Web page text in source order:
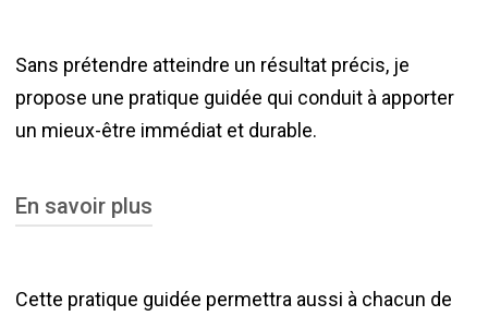
individuelles, de la constitution(dosha)et de
l’état de santé de chaque personne, bien
d’avantage lorsque des déséquilibres de santé se
Sans prétendre atteindre un résultat précis, je
propose une pratique guidée qui conduit à apporter
un mieux-être immédiat et durable.
En savoir plus
et en pleine conscience de soi par le fil
Cette pratique guidée permettra aussi à chacun de